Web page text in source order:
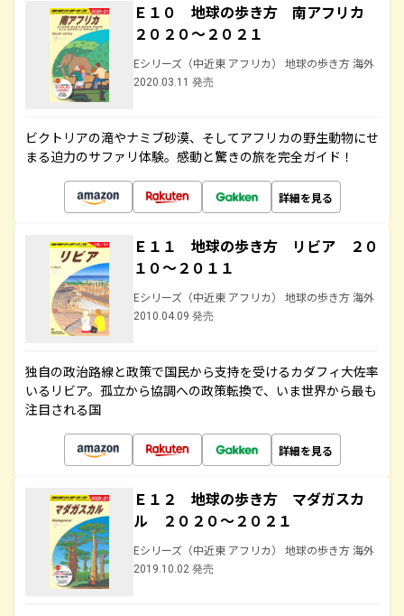
Ｅ１０ 地球の歩き方 南アフリカ
２０２０～２０２１
Eシリーズ（中近東 アフリカ） 地球の歩き方 海外
2020.03.11 発売
ビクトリアの滝やナミブ砂漠、そしてアフリカの野生動物にせ
まる迫力のサファリ体験。感動と驚きの旅を完全ガイド！
詳細を見る
Ｅ１１ 地球の歩き方 リビア ２０
１０～２０１１
Eシリーズ（中近東 アフリカ） 地球の歩き方 海外
2010.04.09 発売
独自の政治路線と政策で国民から支持を受けるカダフィ大佐率
いるリビア。孤立から協調への政策転換で、いま世界から最も
注目される国
詳細を見る
Ｅ１２ 地球の歩き方 マダガスカ
ル ２０２０～２０２１
Eシリーズ（中近東 アフリカ） 地球の歩き方 海外
2019.10.02 発売